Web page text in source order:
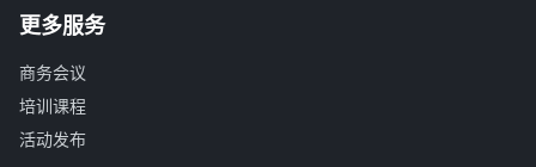
更多服务
商务会议
培训课程
活动发布